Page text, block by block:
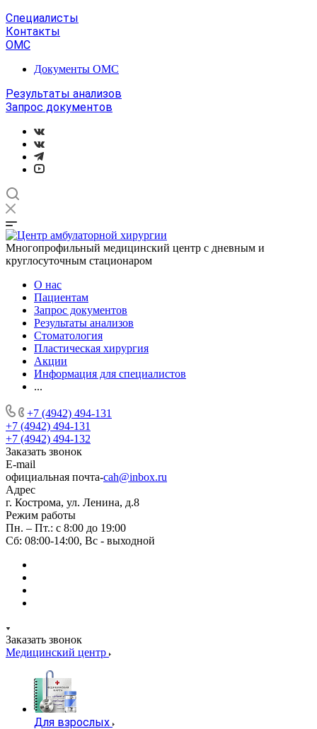
Специалисты
Контакты
ОМС
Документы ОМС
Результаты анализов
Запрос документов
Многопрофильный медицинский центр с дневным и
круглосуточным стационаром
О нас
Пациентам
Запрос документов
Результаты анализов
Стоматология
Пластическая хирургия
Акции
Информация для специалистов
...
+7 (4942) 494-131
+7 (4942) 494-131
+7 (4942) 494-132
Заказать звонок
E-mail
официальная почта-cah@inbox.ru
Адрес
г. Кострома, ул. Ленина, д.8
Режим работы
Пн. – Пт.: с 8:00 до 19:00
Сб: 08:00-14:00, Вс - выходной
Заказать звонок
Медицинский центр
Для взрослых